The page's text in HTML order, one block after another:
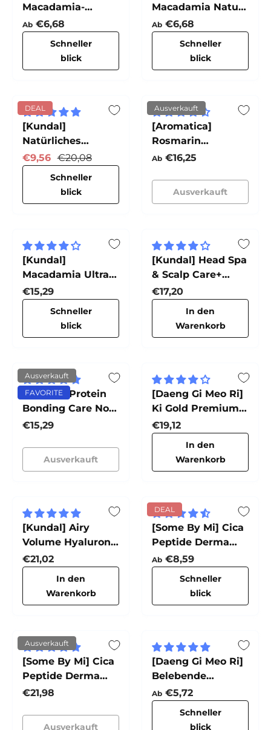
Macadamia-
Proteinbehandlung
Normaler Preis
Ab €6,68
Schneller
blick
Macadamia Nature
Shampoo
Normaler Preis
Ab €6,68
Schneller
blick
DEAL
[Kundal]
Natürliches
Koffein-Shampoo
(Kirschblüte)
Verkaufspreis
€9,56 Normaler Preis
€20,08
Schneller
blick
Ausverkauft
[Aromatica]
Rosmarin
Kopfhaut-
Shampoo
Normaler Preis
Ab €16,25
Ausverkauft
[Kundal]
Macadamia Ultra
Hair Serum
Normaler Preis
€15,29
Schneller
blick
[Kundal] Head Spa
& Scalp Care+
Kopfhaut-Tonic
Normaler Preis
€17,20
In den
Warenkorb
Ausverkauft
FAVORITE
[Kundal] Protein
Bonding Care No
Wash Treatment
Normaler Preis
€15,29
Ausverkauft
[Daeng Gi Meo Ri]
Ki Gold Premium
Shampoo
Normaler Preis
€19,12
In den
Warenkorb
[Kundal] Airy
Volume Hyaluron
Treatment
(Blossom Breeze)
Normaler Preis
€21,02
In den
Warenkorb
DEAL
[Some By Mi] Cica
Peptide Derma
Kopfhautbehandlung
Normaler Preis
Ab €8,59
Schneller
blick
Ausverkauft
[Some By Mi] Cica
Peptide Derma
Scalp Shampoo
Normaler Preis
€21,98
Ausverkauft
[Daeng Gi Meo Ri]
Belebende
Behandlung
Normaler Preis
Ab €5,72
Schneller
blick